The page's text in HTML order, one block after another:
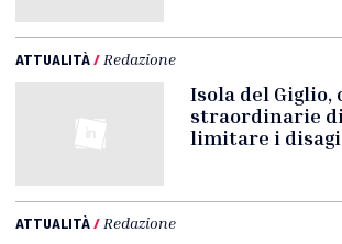
ATTUALITÀ/ Redazione
Isola del Giglio,
straordinarie
limitare i disagi
ATTUALITÀ/ Redazione